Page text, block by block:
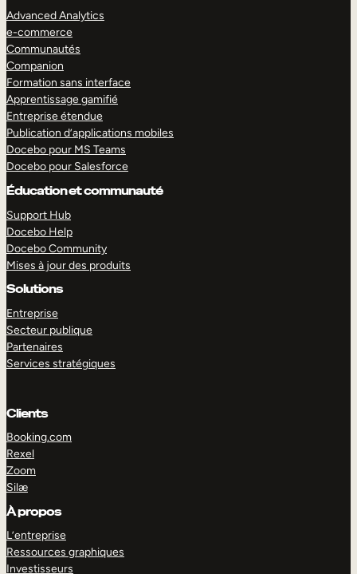
Advanced Analytics
e-commerce
Communautés
Companion
Formation sans interface
Apprentissage gamifié
Entreprise étendue
Publication d’applications mobiles
Docebo pour MS Teams
Docebo pour Salesforce
Éducation et communauté
Support Hub
Docebo Help
Docebo Community
Mises à jour des produits
Solutions
Entreprise
Secteur publique
Partenaires
Services stratégiques
Clients
Booking.com
Rexel
Zoom
Silæ
À propos
L’entreprise
Ressources graphiques
Investisseurs